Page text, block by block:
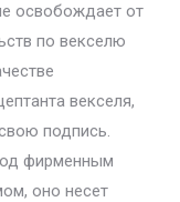
освобождает от
по векселю
векселя,
подпись.
фирменным
оно несет